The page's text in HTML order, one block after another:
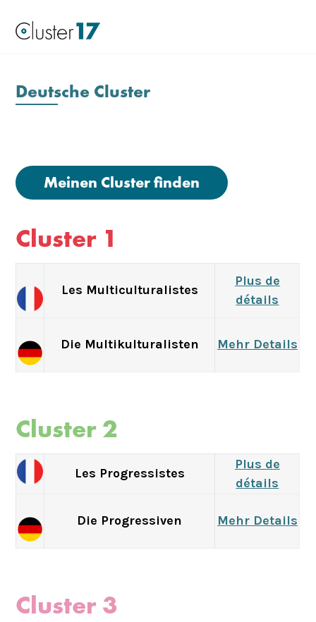
Deutsche Cluster
Meinen Cluster finden
Cluster 1
Les Multiculturalistes
Plus de
détails
Die Multikulturalisten Mehr Details
Cluster 2
Les Progressistes
Plus de
détails
Die Progressiven Mehr Details
Cluster 3